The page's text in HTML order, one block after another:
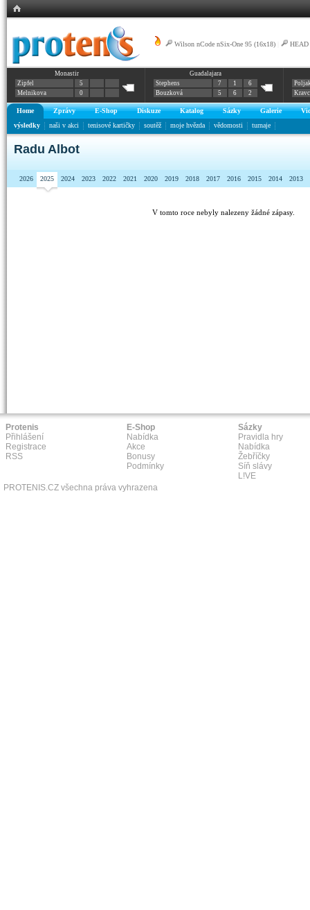
Wilson nCode nSix-One 95 (16x18) HEAD
Graphene XT Radical Rev Pro 16/16-16/19
Monastir
Zipfel
5
Melnikova
0
Guadalajara
Stephens
7 1
6
Bouzková
5 6 2
Home Zprávy E-Shop Diskuze Katalog Sázky Galerie
výsledky
naši v akci tenisové kartičky soutěž moje hvězda vědomosti turnaje
Radu Albot
2026 2025 2024 2023 2022 2021 2020 2019 2018 2017 2016 2015 2014 2013
V tomto roce nebyly nalezeny žádné zápasy.
Protenis
Přihlášení
Registrace
RSS
E-Shop
Nabídka
Akce
Bonusy
Podmínky
Sázky
Pravidla hry
Nabídka
Žebříčky
Síň slávy
L!VE
PROTENIS.CZ všechna práva vyhrazena